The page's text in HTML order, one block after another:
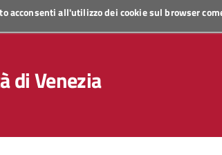
acconsenti all'utilizzo dei cookie sul browser
di Venezia